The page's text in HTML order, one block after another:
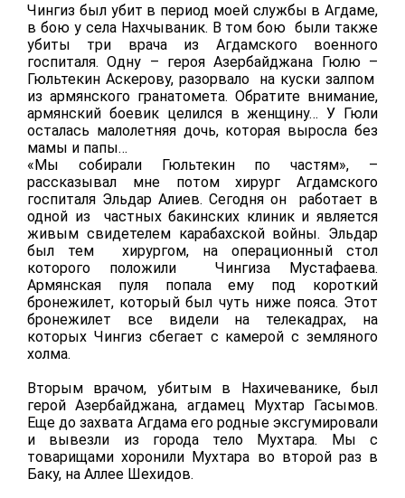
Чингиз был убит в период моей службы в Агдаме,
в бою у села Нахчываник. В том бою были также
убиты три врача из Агдамского военного
госпиталя. Одну – героя Азербайджана Гюлю –
Гюльтекин Аскерову, разорвало на куски залпом
из армянского гранатомета. Обратите внимание,
армянский боевик целился в женщину… У Гюли
осталась малолетняя дочь, которая выросла без
мамы и папы…
«Мы собирали Гюльтекин по частям», –
рассказывал мне потом хирург Агдамского
госпиталя Эльдар Алиев. Сегодня он работает в
одной из частных бакинских клиник и является
живым свидетелем карабахской войны. Эльдар
был тем хирургом, на операционный стол
которого положили Чингиза Мустафаева.
Армянская пуля попала ему под короткий
бронежилет, который был чуть ниже пояса. Этот
бронежилет все видели на
телекадрах, на
которых Чингиз сбегает с камерой с земляного
холма.
Вторым врачом, убитым в Нахичеванике, был
герой Азербайджана, агдамец Мухтар Гасымов.
Еще до захвата Агдама его родные эксгумировали
и вывезли из города тело Мухтара. Мы с
товарищами хоронили Мухтара во второй раз в
Баку, на Аллее Шехидов.